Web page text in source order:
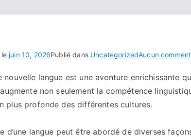
juin 10, 2026Publié dans UncategorizedAucun
nouvelle langue est une aventure enrichissante
non seulement la compétence
plus profonde des différentes cultures.
d’une langue peut être abordé de diverses